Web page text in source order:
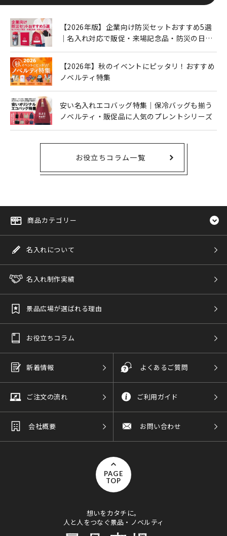
【2026年版】企業向け防災セットおすすめ5選
｜名入れ対応で販促・来場記念品・防災の日に
【2026年】秋のイベントにピッタリ！おすすめ
ノベルティ特集
安い名入れエコバッグ特集｜保冷バッグも揃う
ノベルティ・販促品に人気のプレントシリーズ
お役立ちコラム一覧
商品カテゴリー
名入れについて
名入れ制作実績
景品広場が選ばれる理由
お役立ちコラム
新着情報 よくあるご質問
ご注文の流れ ご利用ガイド
会社概要 お問い合わせ
PAGE
TOP
想いをカタチに。
人と人をつなぐ景品・ノベルティ